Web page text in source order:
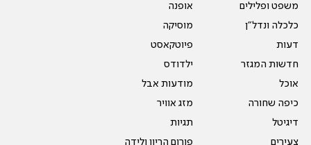
משפט ופלילים
כלכלה ונדל"ן
דעות
חדשות המגזר
אוכל
כיפה שחורה
דיגיטל
צעירים
אופנה
מוסיקה
פיוטקאסט
ילדודס
מודעות אבל
מזג אוויר
תגיות
פורום הריון ולידה